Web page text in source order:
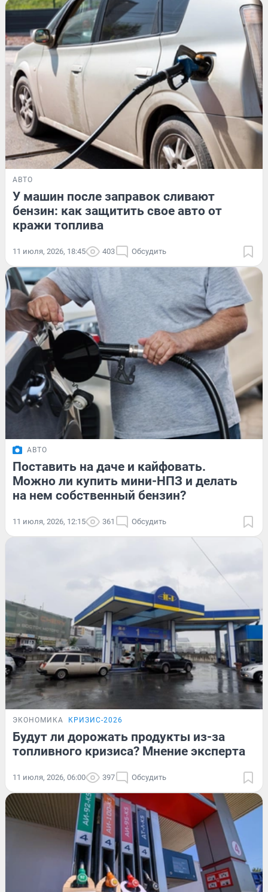
АВТО
У машин после заправок сливают
бензин: как защитить свое авто от
кражи топлива
11 июля, 2026, 18:45 403 Обсудить
АВТО
Поставить на даче и кайфовать.
Можно ли купить мини-НПЗ и делать
на нем собственный бензин?
11 июля, 2026, 12:15 361 Обсудить
ЭКОНОМИКА КРИЗИС-2026
Будут ли дорожать продукты из-за
топливного кризиса? Мнение эксперта
11 июля, 2026, 06:00 397 Обсудить